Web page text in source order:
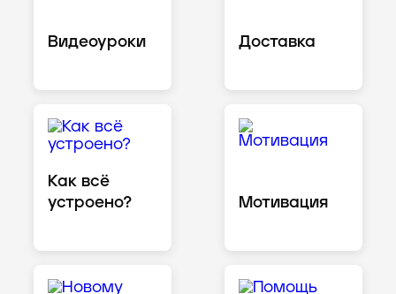
Видеоуроки Доставка
Как всё
устроено?
Мотивация